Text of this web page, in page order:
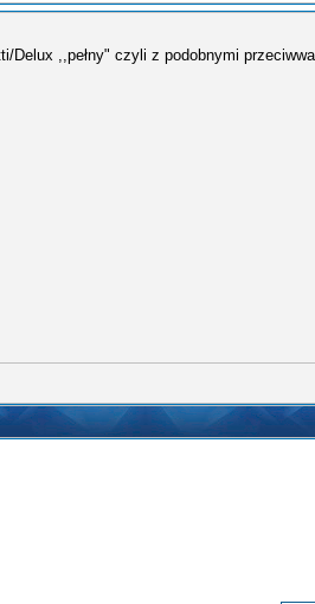
Delux ,,pełny" czyli z podobnymi